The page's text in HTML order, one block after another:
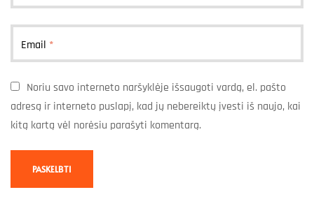
Email *
Noriu savo interneto naršyklėje išsaugoti vardą, el. pašto
adresą ir interneto puslapį, kad jų nebereiktų įvesti iš naujo, kai
kitą kartą vėl norėsiu parašyti komentarą.